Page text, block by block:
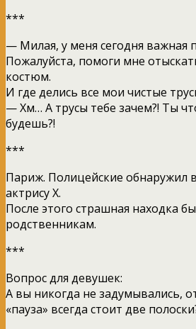
***
— Милая, у меня сегодня важная
Пожалуйста, помоги мне
костюм.
И где делись все мои чистые
— Хм… А трусы тебе зачем?! Ты
будешь?!
***
Париж. Полицейские обнаружил
актрису Х.
После этого страшная находка
родственникам.
***
Вопрос для девушек:
А вы никогда не задумывались,
«пауза» всегда стоит две